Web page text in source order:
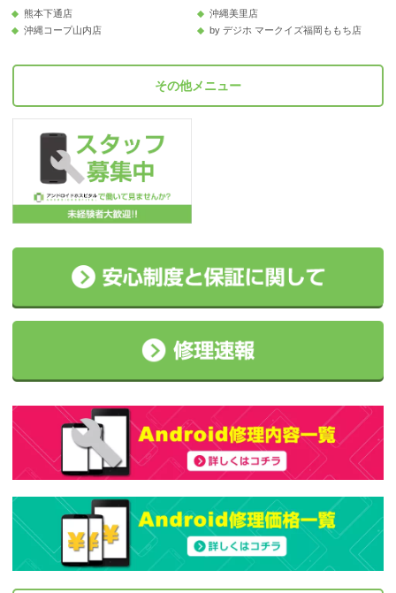
熊本下通店
沖縄美里店
沖縄コープ山内店
by デジホ マークイズ福岡ももち店
その他メニュー